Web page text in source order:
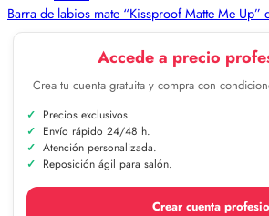
Barra de labios mate “Kissproof Matte Me
Accede a precio
Crea tu cuenta gratuita y compra con
Precios exclusivos.
Envío rápido 24/48 h.
Atención personalizada.
Reposición ágil para salón.
Crear cuenta